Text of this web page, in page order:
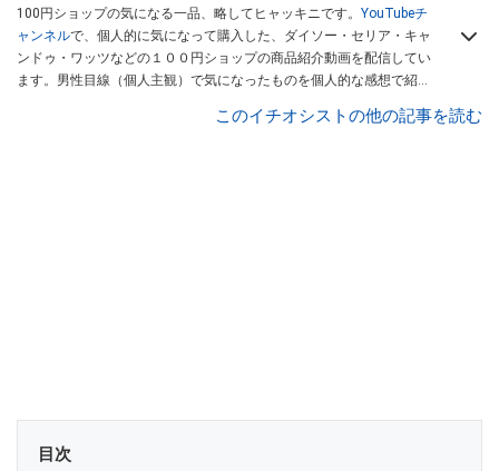
100円ショップの気になる一品、略してヒャッキニです。 YouTubeチ
ャンネルで、個人的に気になって購入した、ダイソー・セリア・キャ
ンドゥ・ワッツなどの１００円ショップの商品紹介動画を配信してい
ます。男性目線（個人主観）で気になったものを個人的な感想で紹介
このイチオシストの他の記事を読む
目次